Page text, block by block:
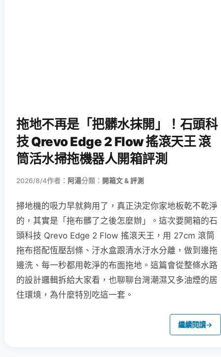
拖地不再是「把髒水抹開」！石頭科
技 Qrevo Edge 2 Flow 搖滾天王 滾
筒活水掃拖機器人開箱評測
2026/8/4作者： 阿湯分類： 開箱文 & 評測
掃地機的吸力早就夠用了，真正決定你家地板乾不乾淨
的，其實是「拖布髒了之後怎麼辦」。這次要開箱的石
頭科技 Qrevo Edge 2 Flow 搖滾天王，用 27cm 滾筒
拖布搭配恆壓刮條、汙水盒跟清水汙水分離，做到邊拖
邊洗、每一秒都用乾淨的布面拖地。這篇會從整條水路
的設計邏輯拆給大家看，也聊聊台灣潮濕又多油煙的居
住環境，為什麼特別吃這一套。
繼續閱讀→